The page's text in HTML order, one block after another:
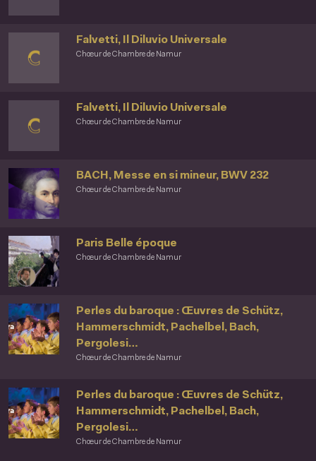
Chœur de Chambre de Namur
Falvetti, Il Diluvio Universale
Chœur de Chambre de Namur
Falvetti, Il Diluvio Universale
Chœur de Chambre de Namur
BACH, Messe en si mineur, BWV 232
Chœur de Chambre de Namur
Paris Belle époque
Chœur de Chambre de Namur
Perles du baroque : Œuvres de Schütz,
Hammerschmidt, Pachelbel, Bach,
Pergolesi…
Chœur de Chambre de Namur
Perles du baroque : Œuvres de Schütz,
Hammerschmidt, Pachelbel, Bach,
Pergolesi…